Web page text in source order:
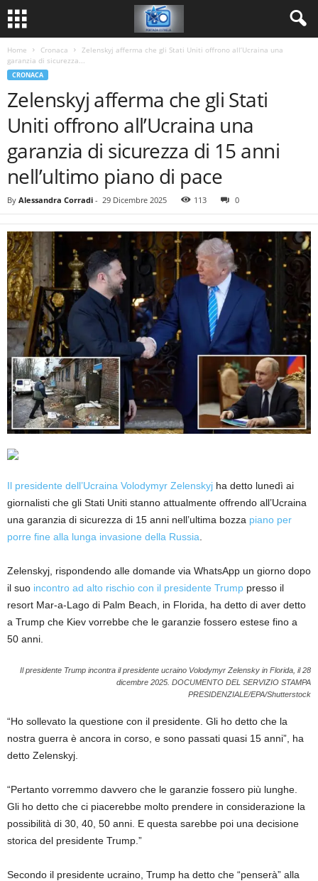
Home Cronaca
Zelenskyj afferma che gli Stati Uniti offrono all’Ucraina una
garanzia di sicurezza...
CRONACA
Zelenskyj afferma che gli Stati
Uniti offrono all’Ucraina una
garanzia di sicurezza di 15 anni
nell’ultimo piano di pace
By Alessandra Corradi - 29 Dicembre 2025 113 0
Il presidente dell’Ucraina Volodymyr Zelenskyj ha detto lunedì ai
giornalisti che gli Stati Uniti stanno attualmente offrendo all’Ucraina
una garanzia di sicurezza di 15 anni nell’ultima bozza piano per
porre fine alla lunga invasione della Russia
Zelenskyj, rispondendo alle domande via WhatsApp un giorno dopo
il suo incontro ad alto rischio con il presidente Trump presso il
resort Mar-a-Lago di Palm Beach, in Florida, ha detto di aver detto
a Trump che Kiev vorrebbe che le garanzie fossero estese fino a
50 anni.
Il presidente Trump incontra il presidente ucraino Volodymyr Zelensky in Florida, il 28
dicembre 2025. DOCUMENTO DEL SERVIZIO STAMPA
PRESIDENZIALE/EPA/Shutterstock
“Ho sollevato la questione con il presidente. Gli ho detto che la
nostra guerra è ancora in corso, e sono passati quasi 15 anni”, ha
detto Zelenskyj.
“Pertanto vorremmo davvero che le garanzie fossero più lunghe.
Gli ho detto che ci piacerebbe molto prendere in considerazione la
possibilità di 30, 40, 50 anni. E questa sarebbe poi una decisione
storica del presidente Trump.”
Secondo il presidente ucraino, Trump ha detto che “penserà” alla